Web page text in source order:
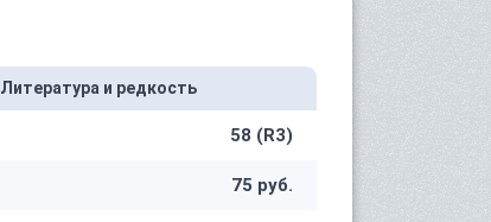
Литература и редкость
58 (R3)
75 руб.